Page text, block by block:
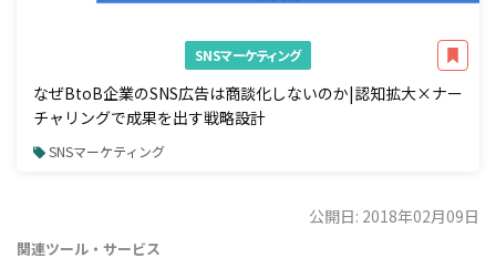
SNSマーケティング
なぜBtoB企業のSNS広告は商談化しないのか|認知拡大×ナー
チャリングで成果を出す戦略設計
SNSマーケティング
公開日: 2018年02月09日
関連ツール・サービス